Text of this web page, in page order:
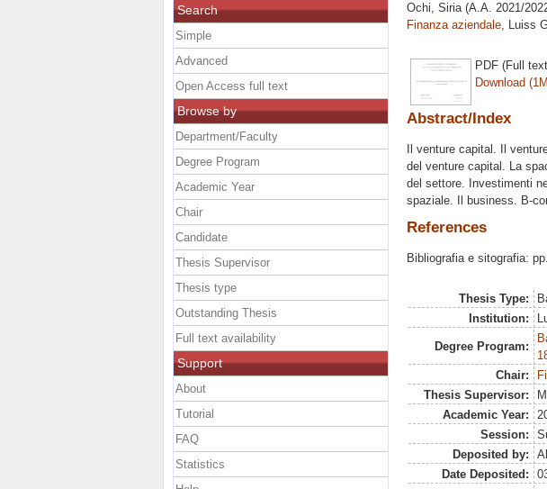
Ochi, Siria(A.A. 2021/
Finanza aziendale, Luiss
PDF (Full
Download
Abstract/Index
Il venture capital. Il
del venture capital. La
del settore. Investimenti
spaziale. Il business. B-
References
Bibliografia e sitografia:
Thesis Type:
Institution:
Degree Program:
Chair:
Thesis Supervisor:
Academic Year:
Session:
Deposited by:
Date Deposited:
Search
Simple
Advanced
Open Access full text
Browse by
Department/Faculty
Degree Program
Academic Year
Chair
Candidate
Thesis Supervisor
Thesis type
Outstanding Thesis
Full text availability
Support
About
Tutorial
FAQ
Statistics